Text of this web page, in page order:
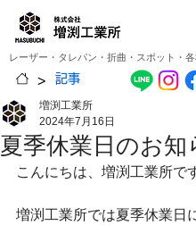
レーザー・タレパン・折曲・スポット・
> 記事
夏季休業日のお知
増渕工業所
2024年7月16日
こんにちは、増渕工業所で
増渕工業所では夏季休業日